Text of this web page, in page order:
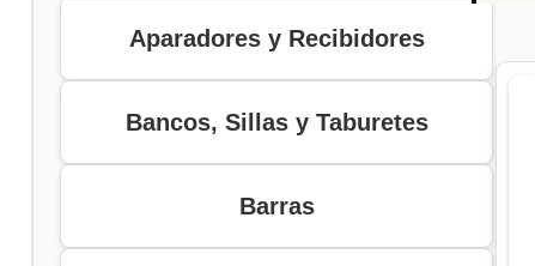
Aparadores y Recibidores
Bancos, Sillas y Taburetes
Barras